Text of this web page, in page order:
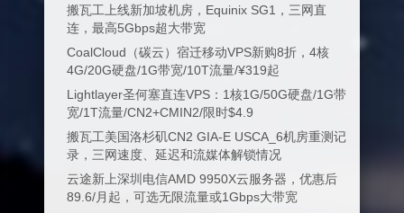
搬瓦工上线新加坡机房，Equinix SG1，三网直
连，最高5Gbps超大带宽
CoalCloud（碳云）宿迁移动VPS新购8折，4核
4G/20G硬盘/1G带宽/10T流量/¥319起
Lightlayer圣何塞直连VPS：1核1G/50G硬盘/1G带
宽/1T流量/CN2+CMIN2/限时$4.9
搬瓦工美国洛杉矶CN2 GIA-E USCA_6机房重测记
录，三网速度、延迟和流媒体解锁情况
云途新上深圳电信AMD 9950X云服务器，优惠后
89.6/月起，可选无限流量或1Gbps大带宽